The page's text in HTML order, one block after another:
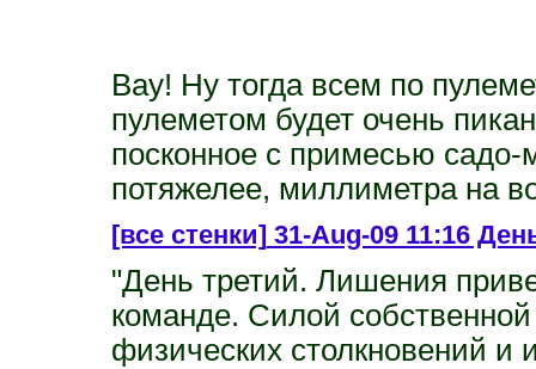
Вау! Ну тогда всем по
пулеметом будет очень
посконное с примесью
потяжелее, миллиметра на
[все стенки]31-Aug-09 11:16
"День третий. Лишения
команде. Силой
физических столкновений